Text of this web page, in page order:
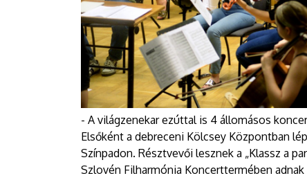
- A világzenekar ezúttal is 4 állomásos
Elsőként a debreceni Kölcsey Központban
Színpadon. Résztvevői lesznek a „Klassz a
Szlovén Filharmónia Koncerttermében